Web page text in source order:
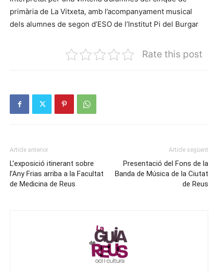
primària de La Vitxeta, amb l’acompanyament musical
dels alumnes de segon d’ESO de l’Institut Pi del Burgar
Rate this post
Article anterior
L’exposició itinerant sobre
l’Any Frias arriba a la Facultat
de Medicina de Reus
Article següent
Presentació del Fons de la
Banda de Música de la Ciutat
de Reus